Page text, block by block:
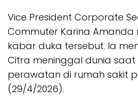
Vice President Corporate
Commuter Karina Amanda
kabar duka tersebut. Ia
Citra meninggal dunia saat
perawatan di rumah sakit
(29/4/2026).